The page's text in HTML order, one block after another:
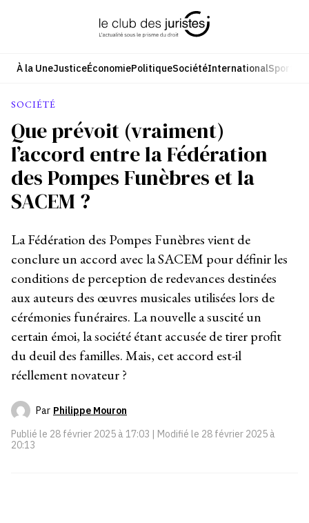
À la UneJusticeÉconomiePolitiqueSociétéInternationalSport
SOCIÉTÉ
Que prévoit (vraiment)
l’accord entre la Fédération
des Pompes Funèbres et la
SACEM ?
La Fédération des Pompes Funèbres vient de
conclure un accord avec la SACEM pour définir les
conditions de perception de redevances destinées
aux auteurs des œuvres musicales utilisées lors de
cérémonies funéraires. La nouvelle a suscité un
certain émoi, la société étant accusée de tirer profit
du deuil des familles. Mais, cet accord est-il
réellement novateur ?
Par Philippe Mouron
Publié le 28 février 2025 à 17:03 | Modifié le 28 février 2025 à
20:13